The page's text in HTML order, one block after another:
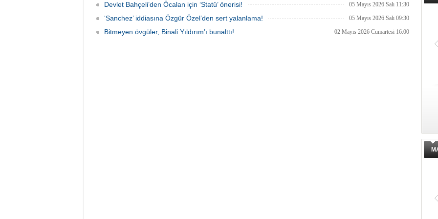
Devlet Bahçeli’den Öcalan için ‘Statü’ önerisi! 05 Mayıs 2026 Salı 11:30
‘Sanchez’ iddiasına Özgür Özel’den sert yalanlama! 05 Mayıs 2026 Salı 09:30
Bitmeyen övgüler, Binali Yıldırım’ı bunalttı! 02 Mayıs 2026 Cumartesi 16:00